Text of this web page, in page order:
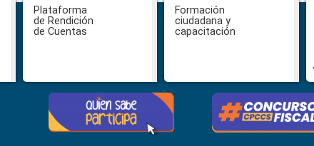
Plataforma
de Rendición
de Cuentas
Formación
ciudadana y
capacitación
Veeduría para designación de la
autoridad de la SOT